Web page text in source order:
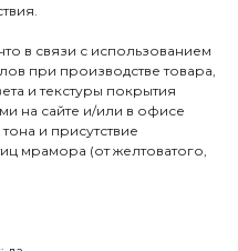
в связи с использованием
при производстве товара,
и текстуры покрытия
на сайте и/или в офисе
и присутствие
мрамора (от желтоватого,